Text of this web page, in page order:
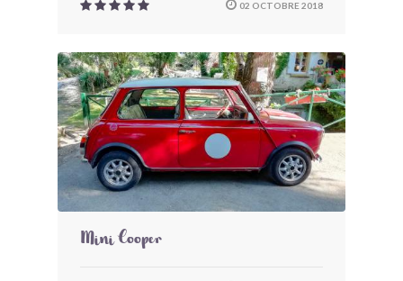
02 OCTOBRE 2018
Mini Cooper